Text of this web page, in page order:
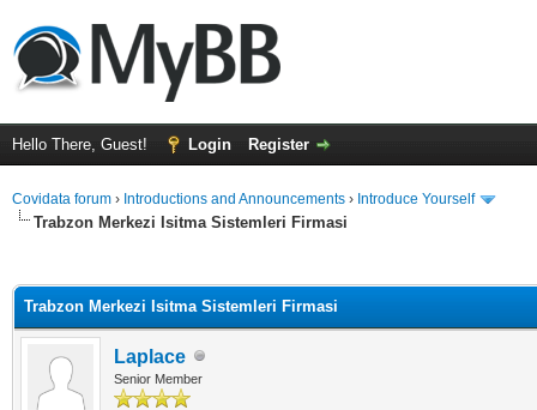
Hello There, Guest! Login Register
Covidata forum › Introductions and Announcements › Introduce Yourself
Trabzon Merkezi Isitma Sistemleri Firmasi
Trabzon Merkezi Isitma Sistemleri Firmasi
Laplace
Senior Member